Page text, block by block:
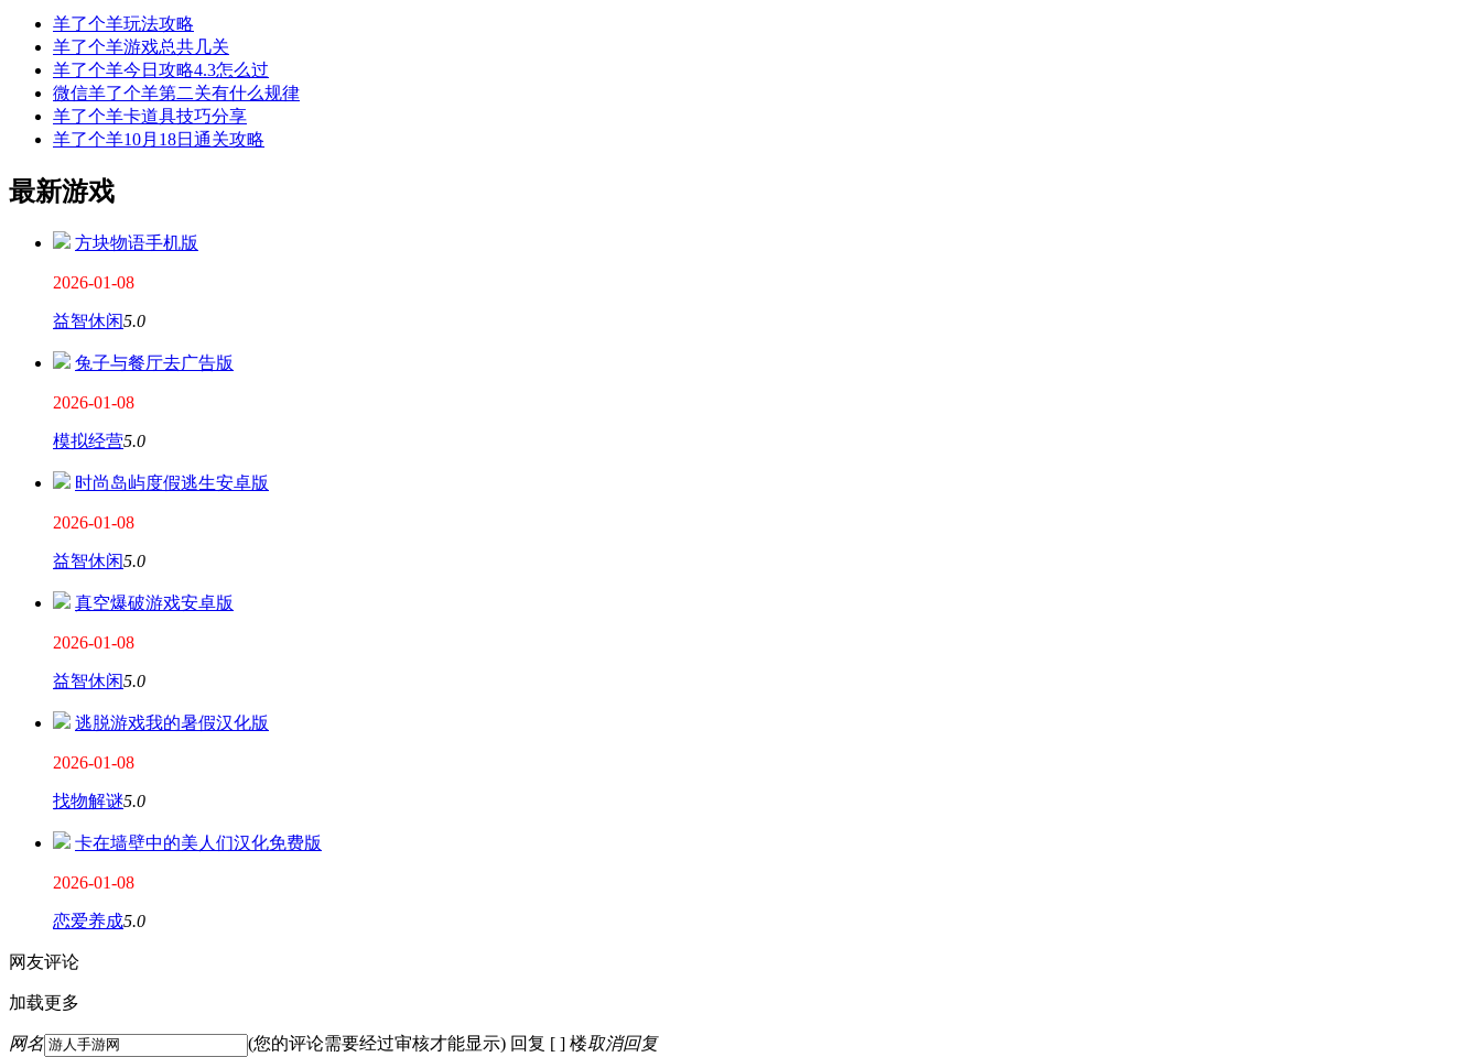
羊了个羊玩法攻略
羊了个羊游戏总共几关
羊了个羊今日攻略4.3怎么过
微信羊了个羊第二关有什么规律
羊了个羊卡道具技巧分享
羊了个羊10月18日通关攻略
最新游戏
方块物语手机版
2026-01-08
益智休闲5.0
兔子与餐厅去广告版
2026-01-08
模拟经营5.0
时尚岛屿度假逃生安卓版
2026-01-08
益智休闲5.0
真空爆破游戏安卓版
2026-01-08
益智休闲5.0
逃脱游戏我的暑假汉化版
2026-01-08
找物解谜5.0
卡在墙壁中的美人们汉化免费版
2026-01-08
恋爱养成5.0
网友评论
加载更多
网名 (您的评论需要经过审核才能显示) 回复 [ ] 楼取消回复